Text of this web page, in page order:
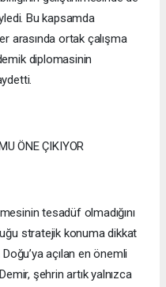
Bu kapsamda
arasında ortak çalışma
diplomasinin
ÖNE ÇIKIYOR
tesadüf olmadığını
stratejik konuma dikkat
açılan en önemli
şehrin artık yalnızca